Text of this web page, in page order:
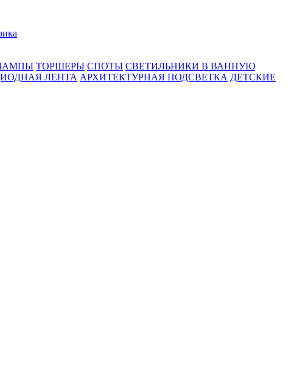
ТОРШЕРЫ СПОТЫ СВЕТИЛЬНИКИ В ВАННУЮ
ЛЕНТА АРХИТЕКТУРНАЯ ПОДСВЕТКА ДЕТСКИЕ